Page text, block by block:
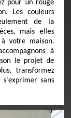
pour un rouge
Les couleurs
de la
mais elles
votre maison.
à
le projet de
transformez
sans